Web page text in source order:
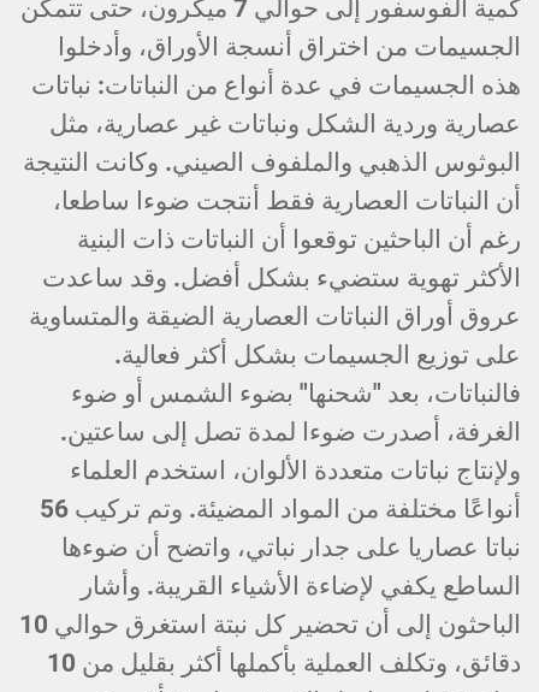
كمية الفوسفور إلى حوالي 7 ميكرون، حتى تتمكن
الجسيمات من اختراق أنسجة الأوراق، وأدخلوا
هذه الجسيمات في عدة أنواع من النباتات: نباتات
عصارية وردية الشكل ونباتات غير عصارية، مثل
البوثوس الذهبي والملفوف الصيني. وكانت النتيجة
أن النباتات العصارية فقط أنتجت ضوءا ساطعا،
رغم أن الباحثين توقعوا أن النباتات ذات البنية
الأكثر تهوية ستضيء بشكل أفضل. وقد ساعدت
عروق أوراق النباتات العصارية الضيقة والمتساوية
على توزيع الجسيمات بشكل أكثر فعالية.
فالنباتات، بعد "شحنها" بضوء الشمس أو ضوء
الغرفة، أصدرت ضوءا لمدة تصل إلى ساعتين.
ولإنتاج نباتات متعددة الألوان، استخدم العلماء
أنواعًا مختلفة من المواد المضيئة. وتم تركيب 56
نباتا عصاريا على جدار نباتي، واتضح أن ضوءها
الساطع يكفي لإضاءة الأشياء القريبة. وأشار
الباحثون إلى أن تحضير كل نبتة استغرق حوالي 10
دقائق، وتكلف العملية بأكملها أكثر بقليل من 10